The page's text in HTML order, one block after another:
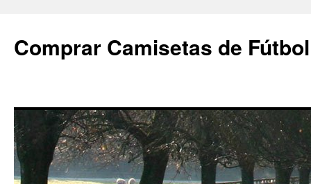
Comprar Camisetas de